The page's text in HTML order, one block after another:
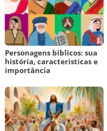
Personagens bíblicos: sua
história, características e
importância